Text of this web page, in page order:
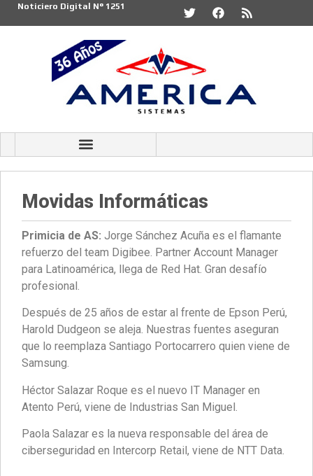
Noticiero Digital N° 1251
Movidas Informáticas
Primicia de AS: Jorge Sánchez Acuña es el flamante
refuerzo del team Digibee. Partner Account Manager
para Latinoamérica, llega de Red Hat. Gran desafío
profesional.
Después de 25 años de estar al frente de Epson Perú,
Harold Dudgeon se aleja. Nuestras fuentes aseguran
que lo reemplaza Santiago Portocarrero quien viene de
Samsung.
Héctor Salazar Roque es el nuevo IT Manager en
Atento Perú, viene de Industrias San Miguel.
Paola Salazar es la nueva responsable del área de
ciberseguridad en Intercorp Retail, viene de NTT Data.